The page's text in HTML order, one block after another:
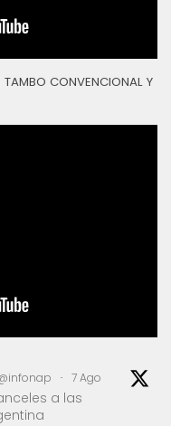
TAMBO CONVENCIONAL Y
· 7 Ago
a las